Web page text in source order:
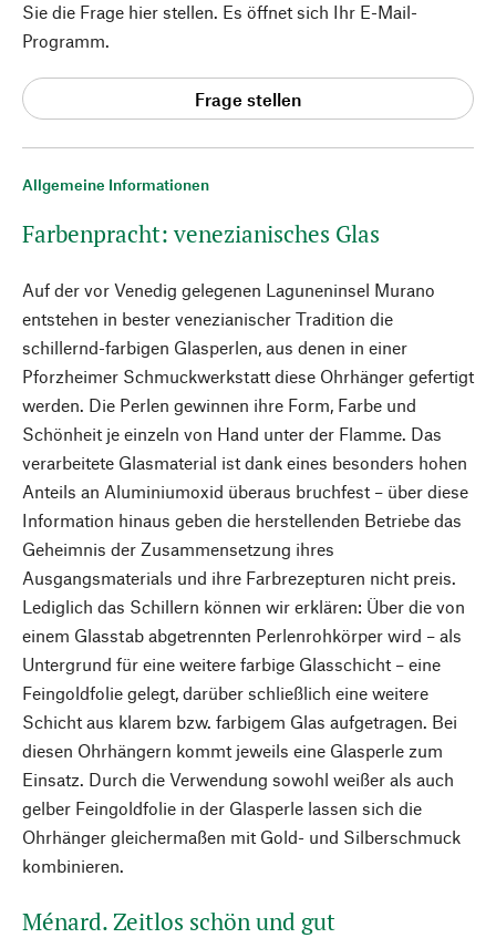
Allgemeine Informationen
Farbenpracht: venezianisches Glas
Auf der vor Venedig gelegenen Laguneninsel Murano
entstehen in bester venezianischer Tradition die
schillernd-farbigen Glasperlen, aus denen in einer
Pforzheimer Schmuckwerkstatt diese Ohrhänger gefertigt
werden. Die Perlen gewinnen ihre Form, Farbe und
Schönheit je einzeln von Hand unter der Flamme. Das
verarbeitete Glasmaterial ist dank eines besonders hohen
Anteils an Aluminiumoxid überaus bruchfest – über diese
Information hinaus geben die herstellenden Betriebe das
Geheimnis der Zusammensetzung ihres
Ausgangsmaterials und ihre Farbrezepturen nicht preis.
Lediglich das Schillern können wir erklären: Über die von
einem Glasstab abgetrennten Perlenrohkörper wird – als
Untergrund für eine weitere farbige Glasschicht – eine
Feingoldfolie gelegt, darüber schließlich eine weitere
Schicht aus klarem bzw. farbigem Glas aufgetragen. Bei
diesen Ohrhängern kommt jeweils eine Glasperle zum
Einsatz. Durch die Verwendung sowohl weißer als auch
gelber Feingoldfolie in der Glasperle lassen sich die
Ohrhänger gleichermaßen mit Gold- und Silberschmuck
kombinieren.
Ménard. Zeitlos schön und gut
Sie die Frage hier stellen. Es öffnet sich Ihr E-Mail-
Programm.
Frage stellen